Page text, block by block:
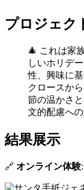
プロジェク
🎄 これは家
しいホリデ
性、興味に
クロースか
節の温かさ
文的配慮へ
結果展示
🔗 オンライン体験: